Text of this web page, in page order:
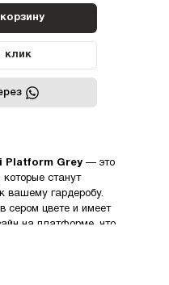
клик
Platform Grey — это
которые станут
вашему гардеробу.
сером цвете и имеет
на платформе, что
для